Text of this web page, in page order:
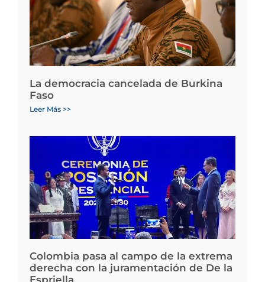
La democracia cancelada de Burkina
Faso
Leer Más >>
Colombia pasa al campo de la extrema
derecha con la juramentación de De la
Espriella